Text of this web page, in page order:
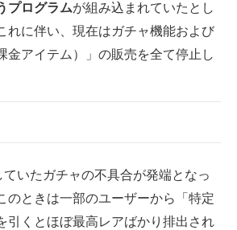
スの未来
選べる
ュニティ
プログラムが組み込まれていたとし
れに伴い、現在はガチャ機能および
金アイテム）」の販売を全て停止し
いたガチャの不具合が発端となっ
のときは一部のユーザーから「特定
引くとほぼ最高レアばかり排出され